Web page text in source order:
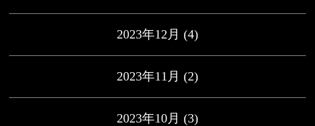
2023年12月 (4)
2023年11月 (2)
2023年10月 (3)